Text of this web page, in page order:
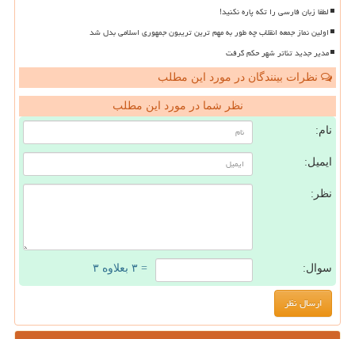
لطفا زبان فارسی را تکه پاره نکنید!
اولین نماز جمعه انقلاب چه طور به مهم ترین تریبون جمهوری اسلامی بدل شد
مدیر جدید تئاتر شهر حکم گرفت
نظرات بینندگان در مورد این مطلب
نظر شما در مورد این مطلب
نام:
ایمیل:
نظر:
سوال: = ۳ بعلاوه ۳